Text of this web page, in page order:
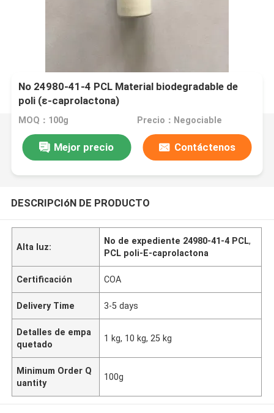
No 24980-41-4 PCL Material biodegradable de
poli (ε-caprolactona)
MOQ：100g Precio：Negociable
Mejor precio Contáctenos
DESCRIPCIóN DE PRODUCTO
Alta luz:
No de expediente 24980-41-4 PCL,
PCL poli-E-caprolactona
Certificación COA
Delivery Time 3-5 days
Detalles de empa
quetado
1 kg, 10 kg, 25 kg
Minimum Order Q
uantity
100g